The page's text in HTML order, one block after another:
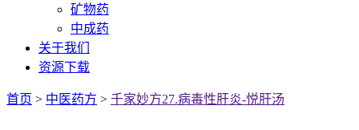
矿物药
中成药
关于我们
资源下载
首页 > 中医药方 > 千家妙方27.病毒性肝炎-悦肝汤